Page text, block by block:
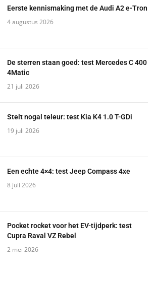
Eerste kennismaking met de Audi A2 e-Tron
4 augustus 2026
De sterren staan goed: test Mercedes C 400
4Matic
21 juli 2026
Stelt nogal teleur: test Kia K4 1.0 T-GDi
19 juli 2026
Een echte 4×4: test Jeep Compass 4xe
8 juli 2026
Pocket rocket voor het EV-tijdperk: test
Cupra Raval VZ Rebel
2 mei 2026